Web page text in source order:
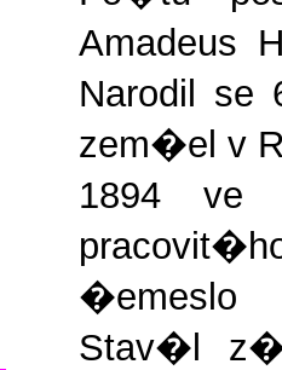
Amadeus
Narodil se
zem�el v
1894
�emeslo
Stav�l